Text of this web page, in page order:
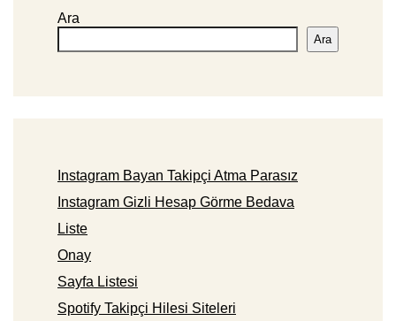
Ara
Ara
Instagram Bayan Takipçi Atma Parasız
Instagram Gizli Hesap Görme Bedava
Liste
Onay
Sayfa Listesi
Spotify Takipçi Hilesi Siteleri